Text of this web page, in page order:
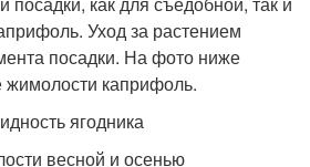
Уход за растением
посадки. На фото ниже
жимолости каприфоль.
ягодника
весной и осенью